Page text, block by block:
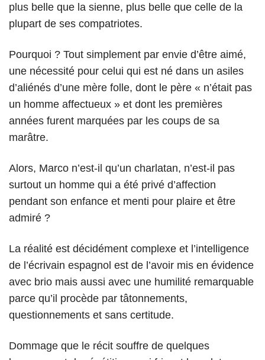
plus belle que la sienne, plus belle que celle de la
plupart de ses compatriotes.
Pourquoi ? Tout simplement par envie d’être aimé,
une nécessité pour celui qui est né dans un asiles
d’aliénés d’une mère folle, dont le père « n’était pas
un homme affectueux » et dont les premières
années furent marquées par les coups de sa
marâtre.
Alors, Marco n’est-il qu’un charlatan, n’est-il pas
surtout un homme qui a été privé d’affection
pendant son enfance et menti pour plaire et être
admiré ?
La réalité est décidément complexe et l’intelligence
de l’écrivain espagnol est de l’avoir mis en évidence
avec brio mais aussi avec une humilité remarquable
parce qu’il procède par tâtonnements,
questionnements et sans certitude.
Dommage que le récit souffre de quelques